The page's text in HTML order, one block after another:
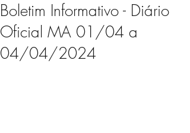
Boletim Informativo - Diário
Oficial MA 01/04 a
04/04/2024